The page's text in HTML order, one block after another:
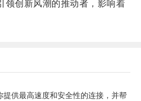
创新风潮的推动者，影响着
供最高速度和安全性的连接，并帮